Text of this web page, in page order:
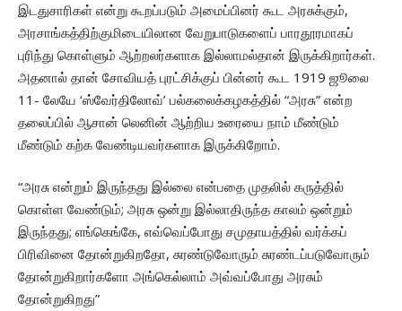
இடதுசாரிகள் என்று கூறப்படும் அமைப்பினர் கூட அரசுக்கும்,
அரசாங்கத்திற்குமிடையிலான வேறுபாடுகளைப் பாரதூரமாகப்
புரிந்து கொள்ளும் ஆற்றலர்களாக இல்லாமல்தான் இருக்கிறார்கள்.
அதனால் தான் சோவியத் புரட்சிக்குப் பின்னர் கூட 1919 ஜூலை
11- லேயே ‘ஸ்வேர்திலோவ்’ பல்கலைக்கழகத்தில் “அரசு” என்ற
தலைப்பில் ஆசான் லெனின் ஆற்றிய உரையை நாம் மீண்டும்
மீண்டும் கற்க வேண்டியவர்களாக இருக்கிறோம்.
“அரசு என்றும் இருந்தது இல்லை என்பதை முதலில் கருத்தில்
கொள்ள வேண்டும்; அரசு ஒன்று இல்லாதிருந்த காலம் ஒன்றும்
இருந்தது; எங்கெங்கே, எவ்வெப்போது சமுதாயத்தில் வர்க்கப்
பிரிவினை தோன்றுகிறதோ, சுரண்டுவோரும் சுரண்டப்படுவோரும்
தோன்றுகிறார்களோ அங்கெல்லாம் அவ்வப்போது அரசும்
தோன்றுகிறது”